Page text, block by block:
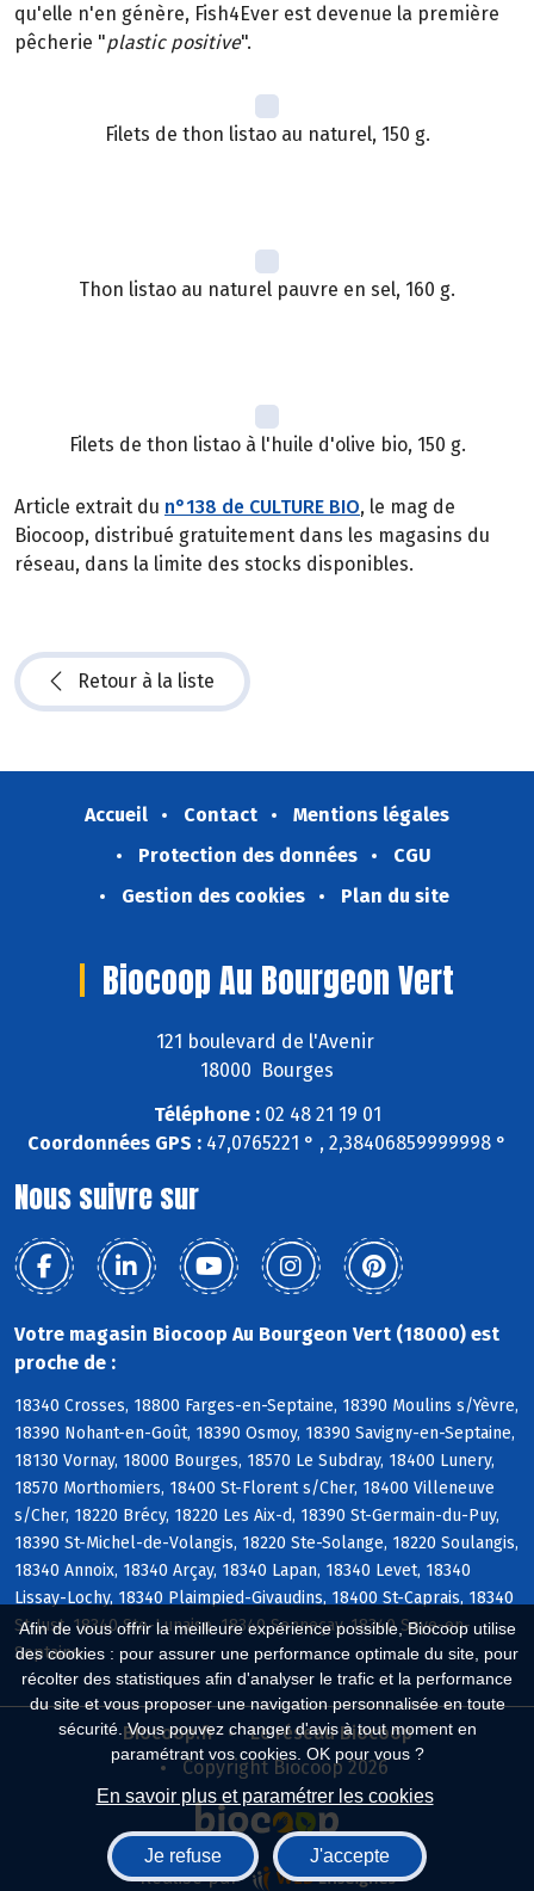
Afin de vous offrir la meilleure expérience possible, Biocoop utilise
des cookies : pour assurer une performance optimale du site, pour
récolter des statistiques afin d'analyser le trafic et la performance
du site et vous proposer une navigation personnalisée en toute
sécurité. Vous pouvez changer d'avis à tout moment en
paramétrant vos cookies. OK pour vous ?
En savoir plus et paramétrer les cookies
Je refuse J'accepte
qu'elle n'en génère, Fish4Ever est devenue la première
pêcherie "plastic positive".
Filets de thon listao au naturel, 150 g.
Thon listao au naturel pauvre en sel, 160 g.
Filets de thon listao à l'huile d'olive bio, 150 g.
Article extrait du n°138 de CULTURE BIO, le mag de
Biocoop, distribué gratuitement dans les magasins du
réseau, dans la limite des stocks disponibles.
Retour à la liste
Accueil Contact
Mentions légales
Protection des données
CGU
Gestion des cookies
Plan du site
Biocoop Au Bourgeon Vert
121 boulevard de l'Avenir
18000 Bourges
Téléphone :02 48 21 19 01
Coordonnées GPS : 47,0765221 ° , 2,38406859999998 °
Nous suivre sur
Votre magasin Biocoop Au Bourgeon Vert (18000) est
proche de :
18340 Crosses, 18800 Farges-en-Septaine, 18390 Moulins s/Yèvre,
18390 Nohant-en-Goût, 18390 Osmoy, 18390 Savigny-en-Septaine,
18130 Vornay, 18000 Bourges, 18570 Le Subdray, 18400 Lunery,
18570 Morthomiers, 18400 St-Florent s/Cher, 18400 Villeneuve
s/Cher, 18220 Brécy, 18220 Les Aix-d, 18390 St-Germain-du-Puy,
18390 St-Michel-de-Volangis, 18220 Ste-Solange, 18220 Soulangis,
18340 Annoix, 18340 Arçay, 18340 Lapan, 18340 Levet, 18340
Lissay-Lochy, 18340 Plaimpied-Givaudins, 18400 St-Caprais, 18340
St-Just, 18340 Ste-Lunaise, 18340 Senneçay, 18340 Soye-en-
Septaine
Biocoop.fr
Le réseau Biocoop
Copyright Biocoop 2026
Réalisé par